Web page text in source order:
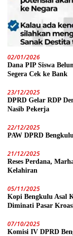
02/01/2026
Dana PIP Siswa
Segera Cek ke Bank
23/12/2025
DPRD Gelar RDP
Nasib Pekerja
22/12/2025
PAW DPRD
21/12/2025
Reses Perdana,
Kelahiran
05/11/2025
Kopi Bengkulu Asal
Diminati Pasar
07/10/2025
Komisi IV DPRD